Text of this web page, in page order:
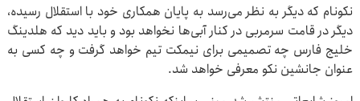
نکونام که دیگر به نظر می‌رسد به پایان همکاری خود با استقلال رسیده،
دیگر در قامت سرمربی در کنار آبی‌ها نخواهد بود و باید دید که هلدینگ
خلیج فارس چه تصمیمی برای نیمکت تیم خواهد گرفت و چه کسی به
عنوان جانشین نکو معرفی خواهد شد.